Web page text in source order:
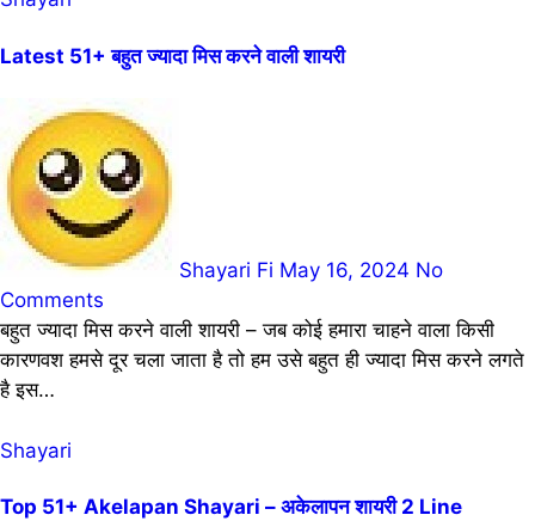
Latest 51+ बहुत ज्यादा मिस करने वाली शायरी
Shayari Fi May 16, 2024 No
Comments
बहुत ज्यादा मिस करने वाली शायरी – जब कोई हमारा चाहने वाला किसी
कारणवश हमसे दूर चला जाता है तो हम उसे बहुत ही ज्यादा मिस करने लगते
है इस…
Shayari
Top 51+ Akelapan Shayari – अकेलापन शायरी 2 Line